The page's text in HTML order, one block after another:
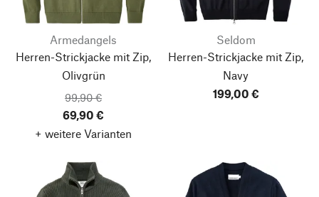
Armedangels
Herren-Strickjacke mit Zip,
Olivgrün
99,90 €
69,90 €
+ weitere Varianten
Seldom
Herren-Strickjacke mit Zip,
Navy
199,00 €